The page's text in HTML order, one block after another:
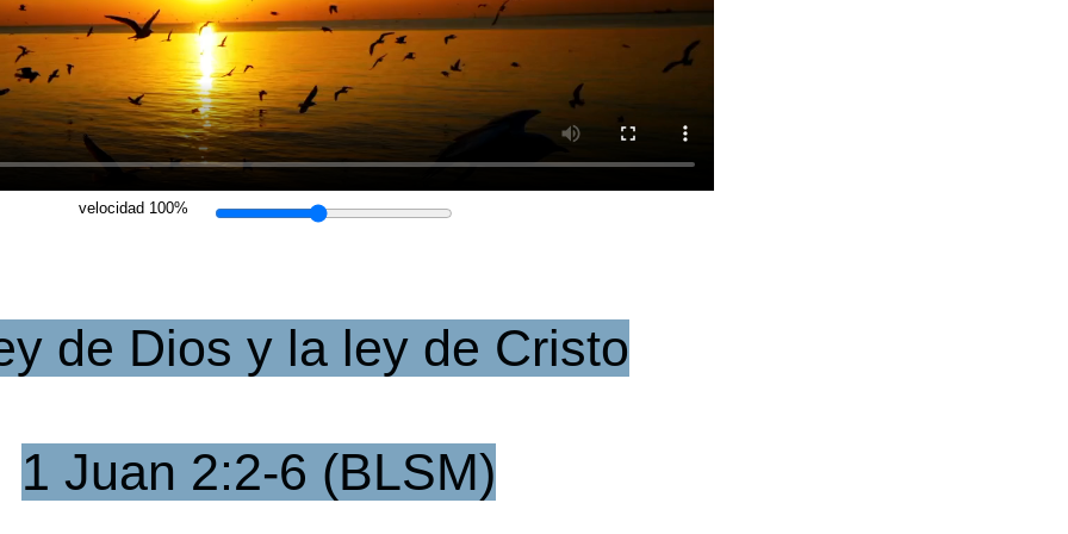
velocidad 100%
de Dios y la ley de Cristo
1 Juan 2:2-6 (BLSM)